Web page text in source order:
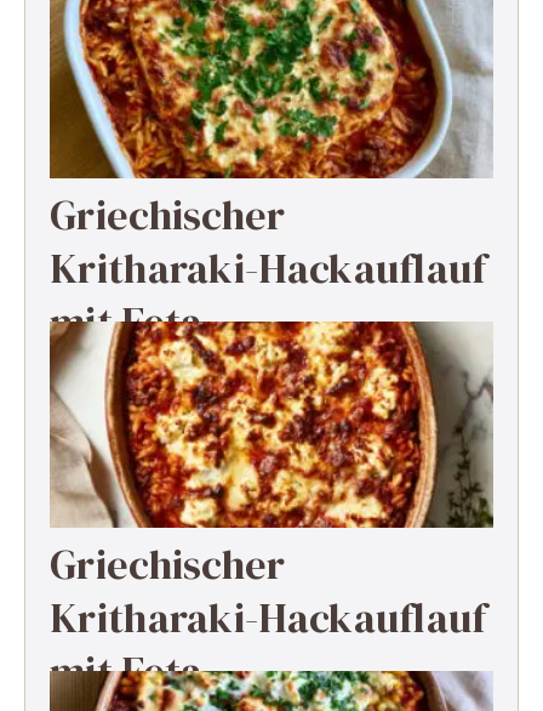
Griechischer
Kritharaki-Hackauflauf
mit Feta
Griechischer
Kritharaki-Hackauflauf
mit Feta